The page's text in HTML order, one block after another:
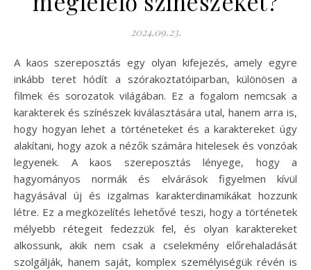
2024.09.23.
A kaos szereposztás egy olyan kifejezés, amely egyre
inkább teret hódít a szórakoztatóiparban, különösen a
filmek és sorozatok világában. Ez a fogalom nemcsak a
karakterek és színészek kiválasztására utal, hanem arra is,
hogy hogyan lehet a történeteket és a karaktereket úgy
alakítani, hogy azok a nézők számára hitelesek és vonzóak
legyenek. A kaos szereposztás lényege, hogy a
hagyományos normák és elvárások figyelmen kívül
hagyásával új és izgalmas karakterdinamikákat hozzunk
létre. Ez a megközelítés lehetővé teszi, hogy a történetek
mélyebb rétegeit fedezzük fel, és olyan karaktereket
alkossunk, akik nem csak a cselekmény előrehaladását
szolgálják, hanem saját, komplex személyiségük révén is